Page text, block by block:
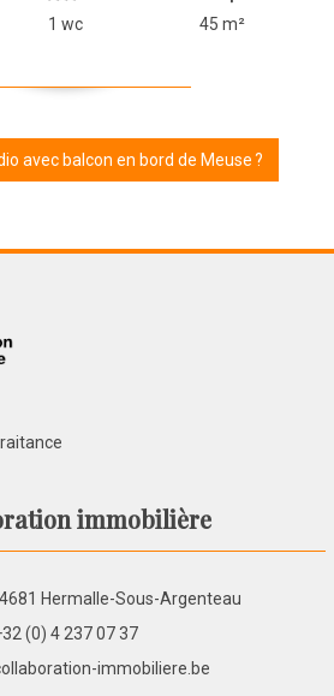
1 wc 45 m²
avec balcon en bord de Meuse ?
immobilière
Hermalle-Sous-Argenteau
(0) 4 237 07 37
immobiliere.be